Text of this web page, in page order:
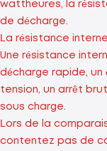
wattheures, la
de décharge.
La résistance
Une résistance
décharge rapide,
tension, un arrêt
sous charge.
Lors de la
contentez pas de